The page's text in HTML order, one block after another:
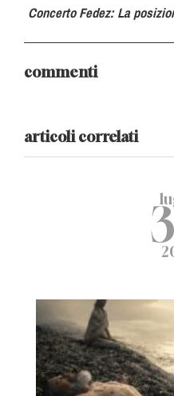
Concerto Fedez: La
commenti
articoli correlati